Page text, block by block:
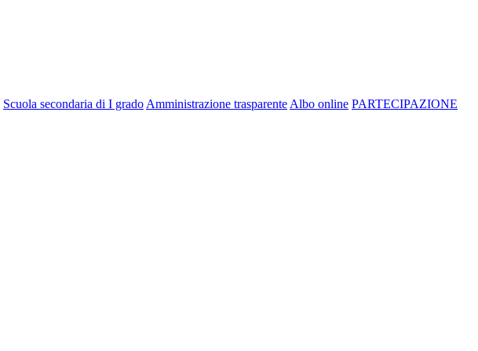
Scuola secondaria di I grado Amministrazione trasparente Albo online PARTECIPAZIONE